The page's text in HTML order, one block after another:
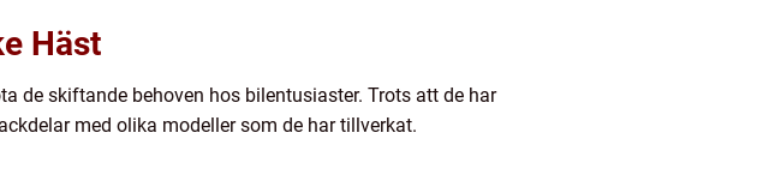
Häst
de skiftande behoven hos bilentusiaster. Trots att de har
med olika modeller som de har tillverkat.